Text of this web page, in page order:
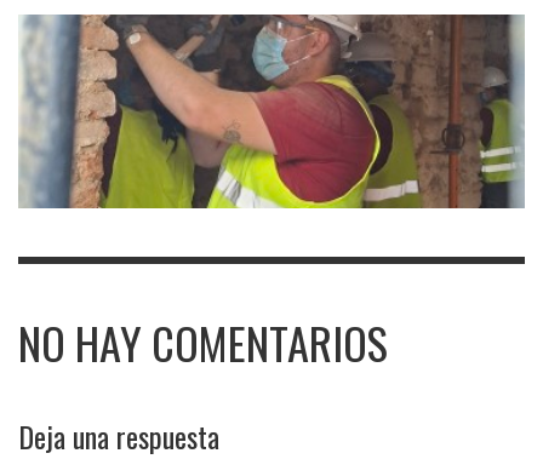
NO HAY COMENTARIOS
Deja una respuesta